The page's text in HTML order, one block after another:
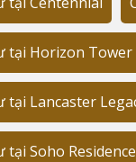
tại Horizon Tower
tại Lancaster
tại Soho Residence